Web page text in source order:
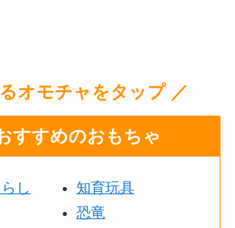
オモチャをタップ ／
すすめのおもちゃ
し
知育玩具
恐竜